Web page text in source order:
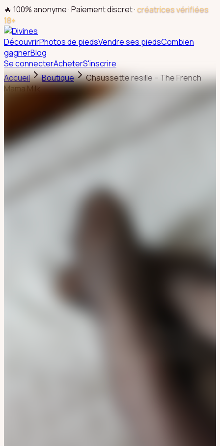
🔥 100% anonyme · Paiement discret ·créatrices vérifiées
18+
DécouvrirPhotos de piedsVendre ses piedsCombien
gagnerBlog
Se connecterAcheterS'inscrire
Accueil
Boutique
Chaussette resille – The French
Mama Milk